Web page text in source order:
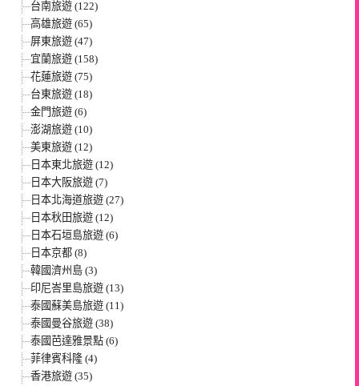
台南旅遊 (122)
高雄旅遊 (65)
屏東旅遊 (47)
宜蘭旅遊 (158)
花蓮旅遊 (75)
台東旅遊 (18)
金門旅遊 (6)
澎湖旅遊 (10)
美東旅遊 (12)
日本東北旅遊 (12)
日本大阪旅遊 (7)
日本北海道旅遊 (27)
日本秋田旅遊 (12)
日本石垣島旅遊 (6)
日本京都 (8)
韓國濟州島 (3)
印尼峇里島旅遊 (13)
泰國蘇美島旅遊 (11)
泰國曼谷旅遊 (38)
泰國芭達雅景點 (6)
菲律賓科隆 (4)
香港旅遊 (35)